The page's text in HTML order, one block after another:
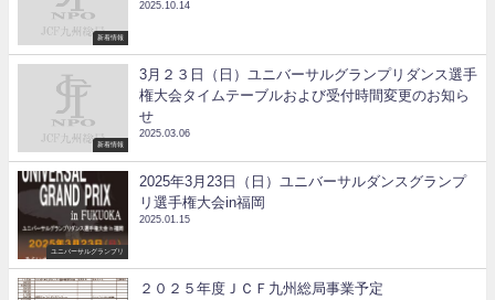
新着情報
2025.10.14
新着情報
3月２３日（日）ユニバーサルグランプリダンス選手
権大会タイムテーブルおよび受付時間変更のお知ら
せ
2025.03.06
ユニバーサルグランプリ
2025年3月23日（日）ユニバーサルダンスグランプ
リ選手権大会in福岡
2025.01.15
２０２５年度ＪＣＦ九州総局事業予定